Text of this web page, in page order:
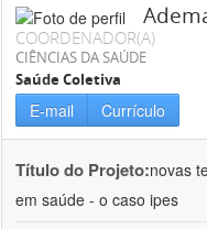
COORDENADOR(A)
CIÊNCIAS DA SAÚDE
Saúde Coletiva
E-mail Currículo
Título do Projeto:novas
em saúde - o caso ipes